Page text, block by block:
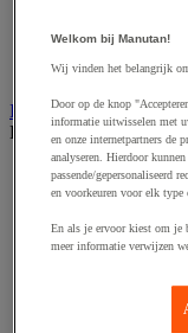
Geldkist
Valsgelddetectie
IT en multimedia
Bekijk de hele
Accessoires
Data opslag
IT-randapparatuur
Printer, 3D-
Refurbished
Welkom bij Manutan!
Wij vinden het belangrijk
Door op de knop
informatie uitwisselen met
en onze internetpartners de
analyseren. Hierdoor
passende/gepersonaliseerd
en voorkeuren voor elk
En als je ervoor kiest om je
meer informatie verwijzen